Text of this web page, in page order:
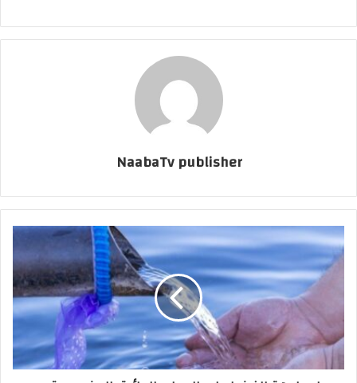
NaabaTv publisher